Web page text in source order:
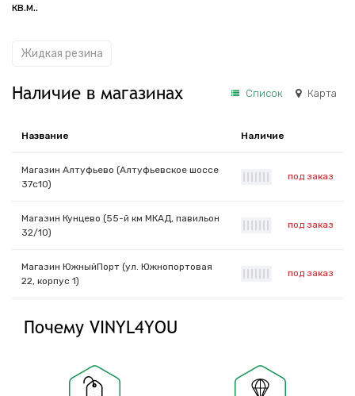
кв.м..
Жидкая резина
Наличие в магазинах Список Карта
Название Наличие
Магазин Алтуфьево (Алтуфьевское шоссе
37с10)
под заказ
Магазин Кунцево (55-й км МКАД, павильон
32/10)
под заказ
Магазин ЮжныйПорт (ул. Южнопортовая
22, корпус 1)
под заказ
Почему VINYL4YOU